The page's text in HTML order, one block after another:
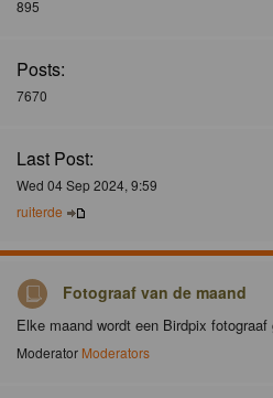
895
Posts:
7670
Last Post:
Wed 04 Sep 2024, 9:59
ruiterde
Fotograaf van de maand
Elke maand wordt een Birdpix fotograaf
Moderator Moderators